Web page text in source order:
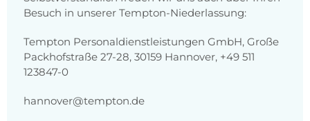
Besuch in unserer Tempton-Niederlassung:
Tempton Personaldienstleistungen GmbH, Große
Packhofstraße 27-28, 30159 Hannover, +49 511
123847-0
hannover@tempton.de